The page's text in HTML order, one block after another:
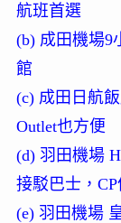
航班首選
(b) 成田機場9
館
(c) 成田日航
Outlet也方便
(d) 羽田機場
接駁巴士，CP
(e) 羽田機場